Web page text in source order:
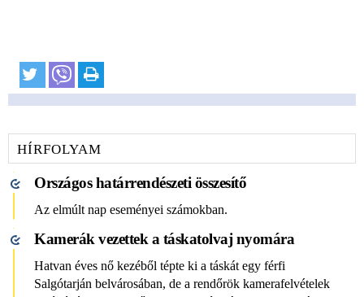
HÍRFOLYAM
Országos határrendészeti összesítő
Az elmúlt nap eseményei számokban.
Kamerák vezettek a táskatolvaj nyomára
Hatvan éves nő kezéből tépte ki a táskát egy férfi
Salgótarján belvárosában, de a rendőrök kamerafelvételek